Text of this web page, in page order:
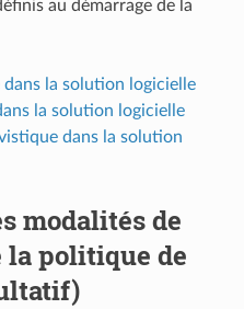
au démarrage de la
dans la solution logicielle
la solution logicielle
dans la solution
modalités de
politique de